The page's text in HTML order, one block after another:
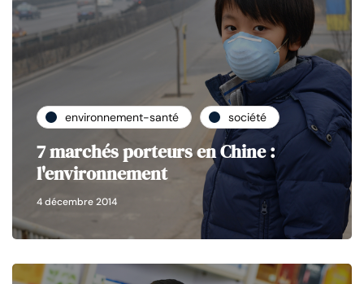
environnement-santé société
7 marchés porteurs en Chine :
l'environnement
4 décembre 2014